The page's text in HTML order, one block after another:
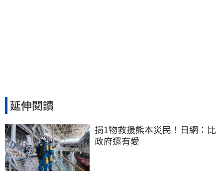
延伸閱讀
捐1物救援熊本災民！日網：比
政府還有愛